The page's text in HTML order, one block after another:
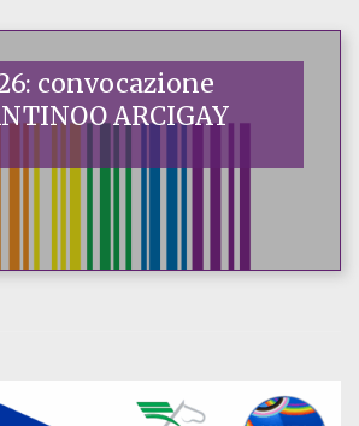
convocazione
ARCIGAY